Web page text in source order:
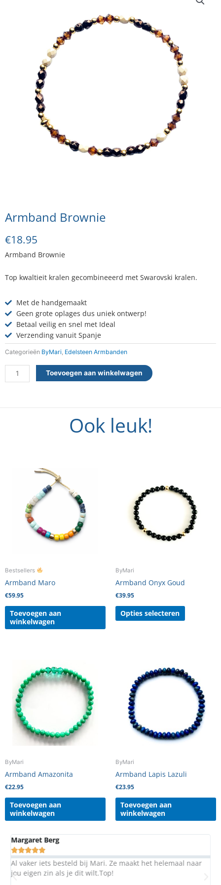
Armband Brownie
€18.95
Armband Brownie
Top kwaltieit kralen gecombineeerd met Swarovski kralen.
Met de handgemaakt
Geen grote oplages dus uniek ontwerp!
Betaal veilig en snel met Ideal
Verzending vanuit Spanje
Categorieën ByMari Edelsteen Armbanden
Armband
Brownie
Toevoegen aan winkelwagen
Ook leuk!
Bestsellers
Armband Maro
€59.95
Toevoegen aan
winkelwagen
ByMari
Armband Onyx Goud
€39.95
Opties selecteren
meerdere
variaties.
Deze
optie
de
ByMari
Armband Amazonita
€22.95
Toevoegen aan
winkelwagen
ByMari
Armband Lapis Lazuli
€23.95
Toevoegen aan
winkelwagen
Margaret Berg

Al vaker iets besteld bij Mari. Ze maakt het helemaal naar
jou eigen zin als je dit wilt.Top!